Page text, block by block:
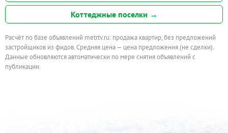
Коттеджные поселки →
Расчёт по базе объявлений metrtv.ru: продажа квартир, без предложений
застройщиков из фидов. Средняя цена — цена предложения (не сделки).
Данные обновляются автоматически по мере снятия объявлений с
публикации.